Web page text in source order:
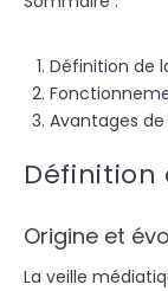
Définition de
Avantages
Origine et
La veille